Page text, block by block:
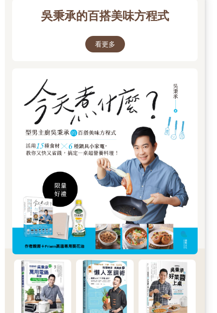
的名稱而定，也會以生長的茶園或莊園命名。印度主要的商業用
茶葉有：阿薩姆茶、察查茶（Cachars）、錫爾赫特茶
北印度的大吉嶺茶和南印度的特拉凡哥爾茶（Travancores）與卡
南德文斯茶（Kanan Devans）。
◎錫蘭
主要出產紅茶，也就是發酵的茶。錫蘭茶被分為高地茶、中段
茶、低地茶；高地茶產自島嶼內部的丘陵地帶，特別以其強勁的
口感及細緻的風味著稱；中段茶則是經過揉捻的茶葉，茶湯醇厚
美味；低地茶的黑色茶葉也經過揉捻，但滋味平淡，茶湯醇厚卻
欠缺風味。
◆中國茶葉的採摘
中國農人認為，讓精心照料的茶樹灌木生長超過約90公分高是不
好的，因為這樣會不方便採摘。當幼苗長到約30公分高的時候，
它們會被「剪頂」，也就是說，用手掐掉新生幼苗的樹冠，以控
制中央部分的生長，並讓灌木往旁邊延伸。在茶樹生長期的頭一
年，必須這樣處理三或四次。
當植株生長滿三年後，就可以開始採摘，不過採摘作業通常會匆
促進行，這是由於與其他農作物相關的任務壓力而導致的。
定期採摘的次數有三次，而第四次採摘更像是後期的清理，而非
常規採收。
第一次採摘的茶被叫做「首春茶」，採摘時間最早可以從四月十
五日纖細的葉芽出現，葉簇被白色絨毛覆蓋的時候開始。這一次
吳秉承的百搭美味方程式
看更多